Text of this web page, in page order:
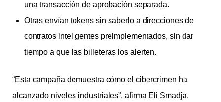
una transacción de aprobación separada.
Otras envían tokens sin saberlo a direcciones de
contratos inteligentes preimplementados, sin dar
tiempo a que las billeteras los alerten.
“Esta campaña demuestra cómo el cibercrimen ha
alcanzado niveles industriales”, afirma Eli Smadja,